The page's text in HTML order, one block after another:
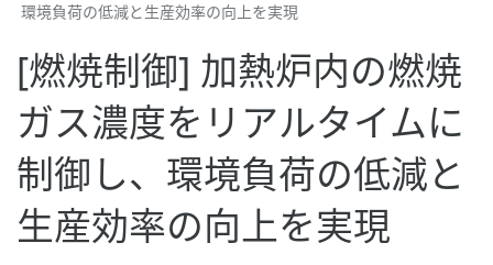
環境負荷の低減と生産効率の向上を実現
[燃焼制御] 加熱炉内の燃焼
ガス濃度をリアルタイムに
制御し、環境負荷の低減と
生産効率の向上を実現